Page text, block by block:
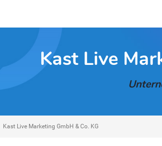
Kast Live
Kast Live Marketing GmbH & Co. KG